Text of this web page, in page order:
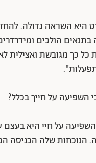
היא השראה גדולה.
הולכים
כל כך מגובשת ואצילית
השפיעה על חייך בכלל?
על חיי היא בעצם
הנוכחות שלה הכניסה